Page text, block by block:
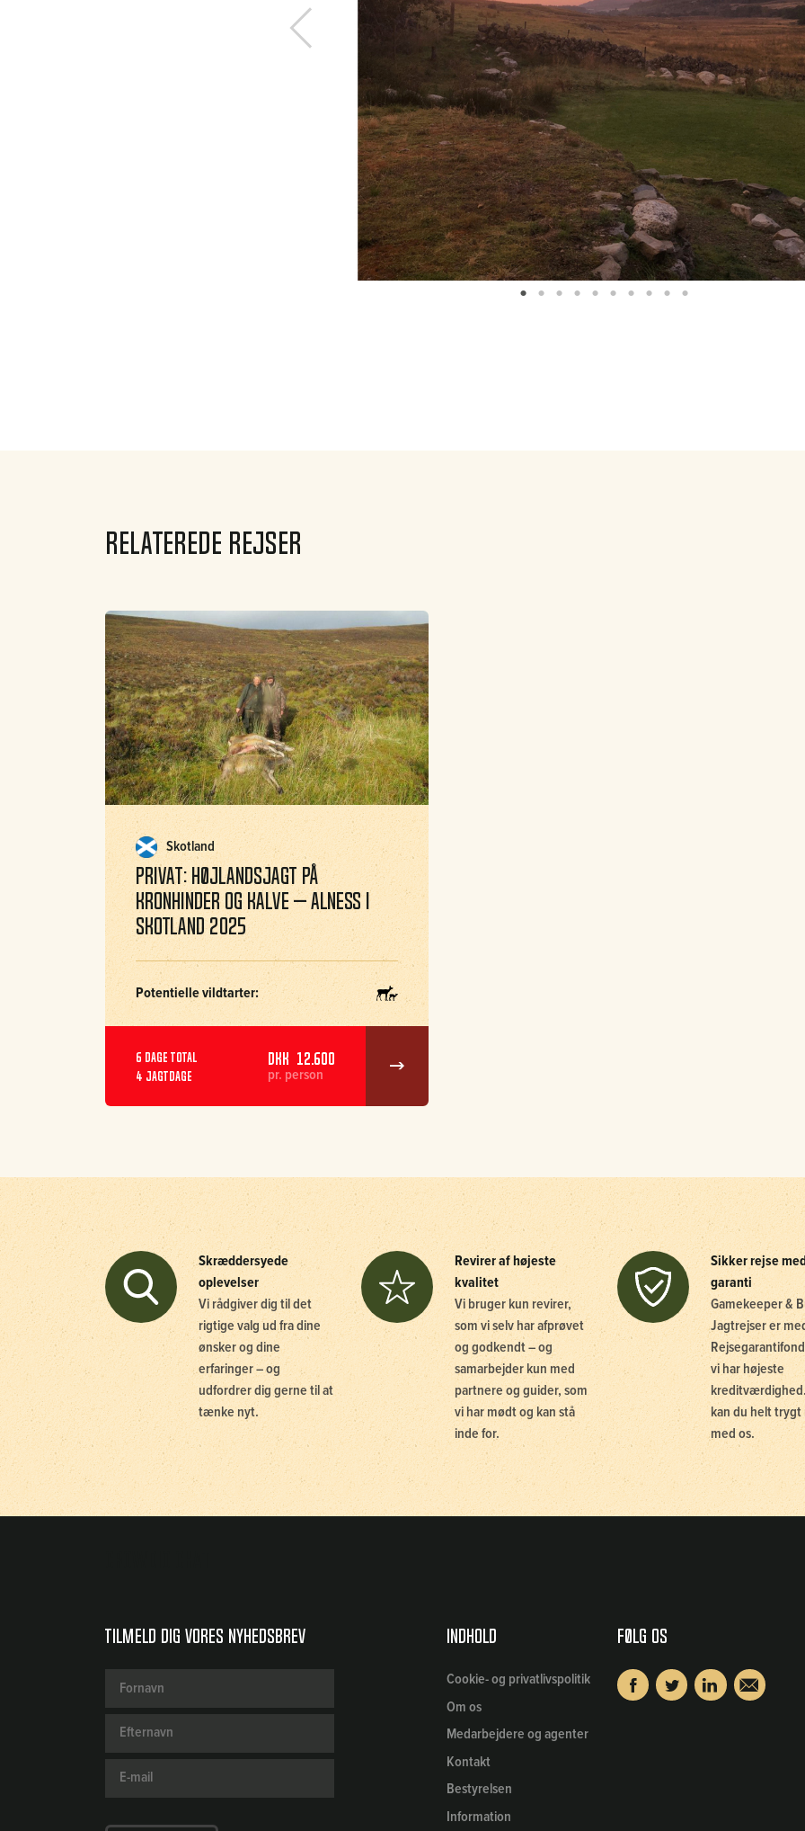
Previous
Relaterede rejser
Skotland
Privat: Højlandsjagt på
kronhinder og kalve – Alness i
Skotland 2025
Potentielle vildtarter:
6 dage total
4 jagtdage
DKK 12.600
pr. person
Skræddersyede
oplevelser
Vi rådgiver dig til det
rigtige valg ud fra dine
ønsker og dine
erfaringer – og
udfordrer dig gerne til at
tænke nyt.
Revirer af højeste
kvalitet
Vi bruger kun revirer,
som vi selv har afprøvet
og godkendt – og
samarbejder kun med
partnere og guider, som
vi har mødt og kan stå
inde for.
Sikker rejse
garanti
Gamekeeper &
Jagtrejser er
vi har højeste
kan du helt trygt
med os.
Tilmeld dig vores nyhedsbrev Indhold
Cookie- og privatlivspolitik
Om os
Medarbejdere og agenter
Kontakt
Bestyrelsen
Information
Følg os